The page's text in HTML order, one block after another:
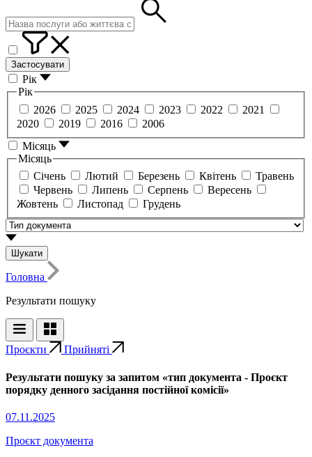
Застосувати
Рік
Рік
2026
2025 2024 2023 2022
2021
2020
2019 2016
2006
Місяць
Місяць
Січень
Лютий Березень Квітень
Травень
Червень
Липень Серпень
Вересень
Жовтень
Листопад Грудень
Шукати
Головна
Результати пошуку
Проєкти Прийняті
Результати пошуку за запитом «тип документа - Проєкт
порядку денного засідання постійної комісії»
07.11.2025
Проєкт документа